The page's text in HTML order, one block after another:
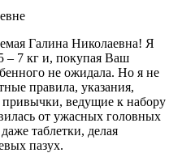
Галина Николаевна! Я
– 7 кг и, покупая Ваш
не ожидала. Но я не
правила, указания,
привычки, ведущие к набору
от ужасных головных
таблетки, делая
пазух.